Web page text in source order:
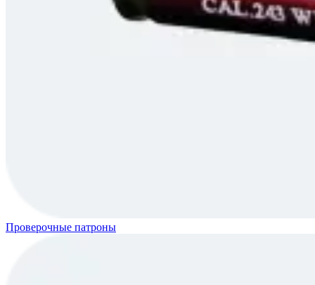
Проверочные патроны